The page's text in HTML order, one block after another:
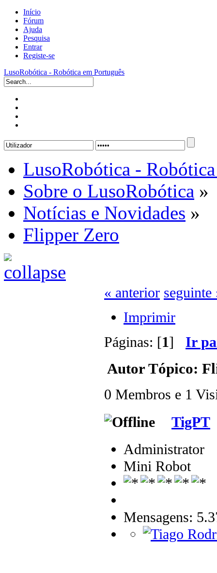
Início
Fórum
Ajuda
Pesquisa
Entrar
Registe-se
LusoRobótica - Robótica em Português
LusoRobótica -
Sobre o LusoRobótica »
Notícias e Novidades »
Flipper Zero
« anterior seguinte
Imprimir
Páginas: [1] Ir
AutorTópico:
0 Membros e 1
TigPT
Administrator
Mini Robot
Mensagens: